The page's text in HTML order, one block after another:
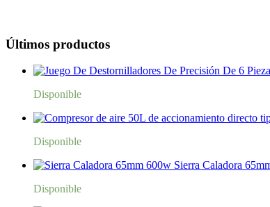
Últimos productos
Disponible
Disponible
Sierra Caladora
Disponible